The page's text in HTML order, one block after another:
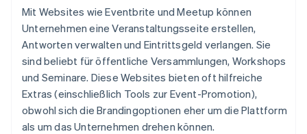
Mit Websites wie Eventbrite und Meetup können
Unternehmen eine Veranstaltungsseite erstellen,
Antworten verwalten und Eintrittsgeld verlangen. Sie
sind beliebt für öffentliche Versammlungen, Workshops
und Seminare. Diese Websites bieten oft hilfreiche
Extras (einschließlich Tools zur Event-Promotion),
obwohl sich die Brandingoptionen eher um die Plattform
als um das Unternehmen drehen können.